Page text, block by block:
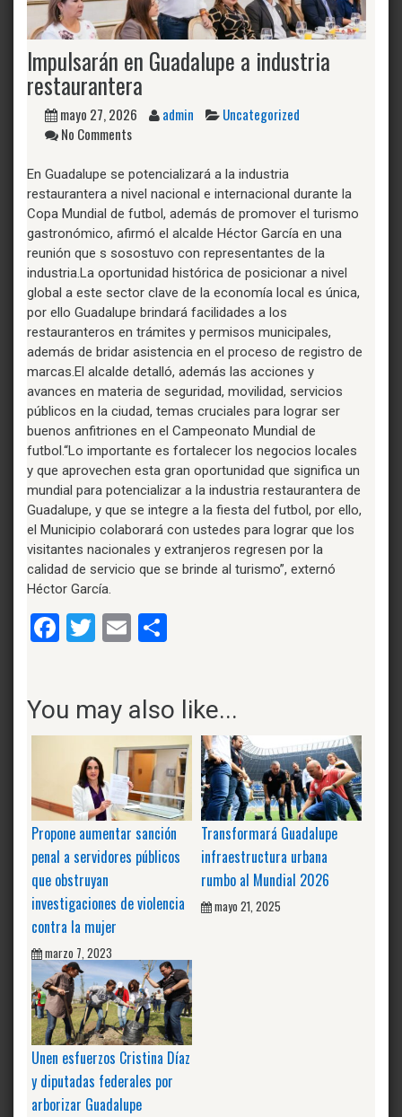
Impulsarán en Guadalupe a industria
restaurantera
mayo 27, 2026 admin
Uncategorized
No Comments
En Guadalupe se potencializará a la industria
restaurantera a nivel nacional e internacional durante la
Copa Mundial de futbol, además de promover el turismo
gastronómico, afirmó el alcalde Héctor García en una
reunión que s sosostuvo con representantes de la
industria.La oportunidad histórica de posicionar a nivel
global a este sector clave de la economía local es única,
por ello Guadalupe brindará facilidades a los
restauranteros en trámites y permisos municipales,
además de bridar asistencia en el proceso de registro de
marcas.El alcalde detalló, además las acciones y
avances en materia de seguridad, movilidad, servicios
públicos en la ciudad, temas cruciales para lograr ser
buenos anfitriones en el Campeonato Mundial de
futbol.“Lo importante es fortalecer los negocios locales
y que aprovechen esta gran oportunidad que significa un
mundial para potencializar a la industria restaurantera de
Guadalupe, y que se integre a la fiesta del futbol, por ello,
el Municipio colaborará con ustedes para lograr que los
visitantes nacionales y extranjeros regresen por la
calidad de servicio que se brinde al turismo”, externó
Héctor García.
Facebook
Twitter
Email
You may also like...
Propone aumentar sanción
penal a servidores públicos
que obstruyan
investigaciones de violencia
contra la mujer
marzo 7, 2023
Transformará Guadalupe
infraestructura urbana
rumbo al Mundial 2026
mayo 21, 2025
Unen esfuerzos Cristina Díaz
y diputadas federales por
arborizar Guadalupe